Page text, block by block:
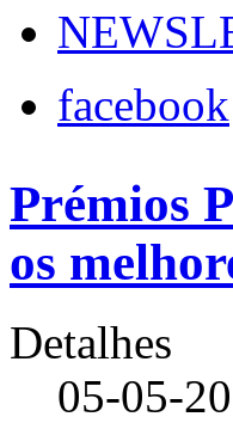
facebook
Prémios
os
Detalhes
05-05-